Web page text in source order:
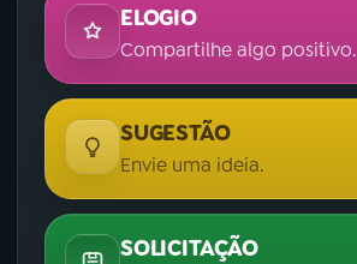
ELOGIO
Compartilhe algo positivo.
SUGESTÃO
Envie uma ideia.
SOLICITAÇÃO